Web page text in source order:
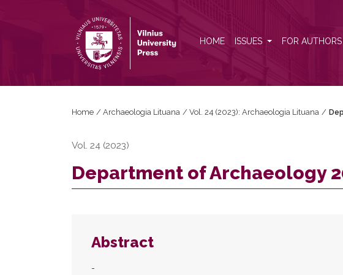
HOME ISSUES FOR AUTHORS
Home / Archaeologia Lituana / Vol. 24 (2023): Archaeologia Lituana /
Vol. 24 (2023)
Department of Archaeology
Abstract
-